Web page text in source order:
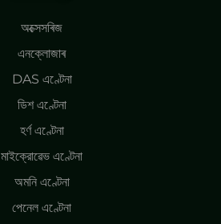
অক্সেসৰিজ
এনক্লোজাৰ
DAS এণ্টেনা
ডিশ এণ্টেনা
হৰ্ণ এণ্টেনা
মাইক্রোৱেভ এণ্টেনা
অমনি এণ্টেনা
পেনেল এণ্টেনা